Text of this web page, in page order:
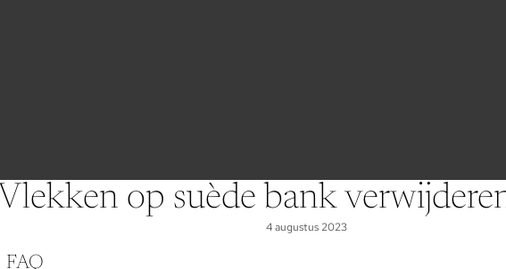
Vlekken op suède bank
4 augustus 2023
FAQ